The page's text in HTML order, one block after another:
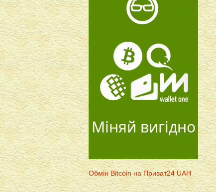
Міняй вигідно
Обмін Bitcoin на Приват24 UAH